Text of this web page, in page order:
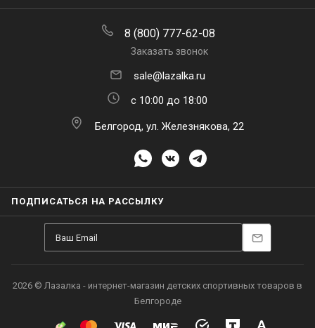
8 (800) 777-62-08
Заказать звонок
sale@lazalka.ru
с 10:00 до 18:00
Белгород, ул. Железнякова, 22
ПОДПИСАТЬСЯ НА РАССЫЛКУ
2026 © Лазалка - интернет-магазин детских спортивных товаров в
Белгороде